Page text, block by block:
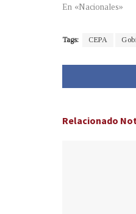
En «Nacionales»
Tags: CEPA
Relacionado